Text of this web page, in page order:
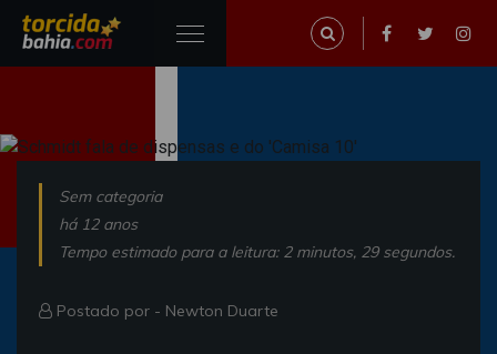
Sem categoria
há 12 anos
Tempo estimado para a leitura: 2 minutos, 29 segundos.
Postado por - Newton Duarte